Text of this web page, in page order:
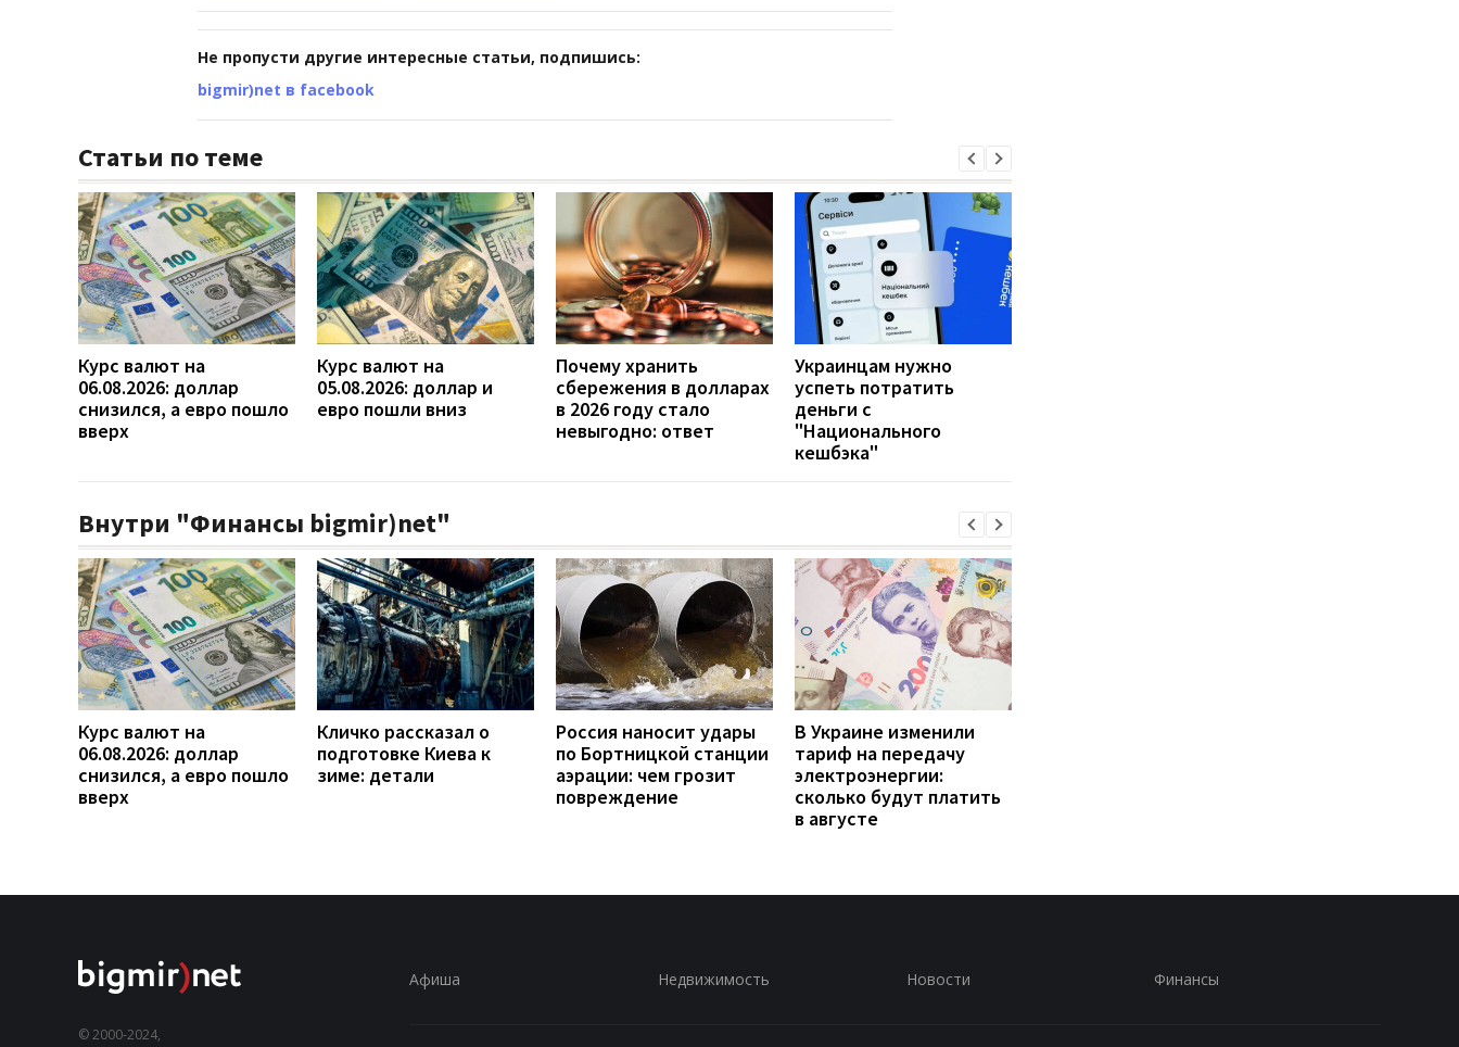
Не пропусти другие интересные статьи, подпишись:
bigmir)net в facebook
Статьи по теме
Курс валют на
06.08.2026: доллар
снизился, а евро пошло
вверх
Курс валют на
05.08.2026: доллар и
евро пошли вниз
Почему хранить
сбережения в долларах
в 2026 году стало
невыгодно: ответ
Украинцам нужно
успеть потратить
деньги с
"Национального
кешбэка"
Внутри "Финансы bigmir)net"
Курс валют на
06.08.2026: доллар
снизился, а евро пошло
вверх
Кличко рассказал о
подготовке Киева к
зиме: детали
Россия наносит удары
по Бортницкой станции
аэрации: чем грозит
повреждение
В Украине изменили
тариф на передачу
электроэнергии:
сколько будут платить
в августе
© 2000-2024,
Афиша Недвижимость Новости Финансы